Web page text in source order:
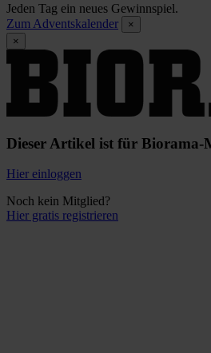
Jeden Tag ein neues Gewinnspiel.
Zum Adventskalender
×
×
Dieser Artikel ist für
Hier einloggen
Noch kein Mitglied?
Hier gratis registrieren